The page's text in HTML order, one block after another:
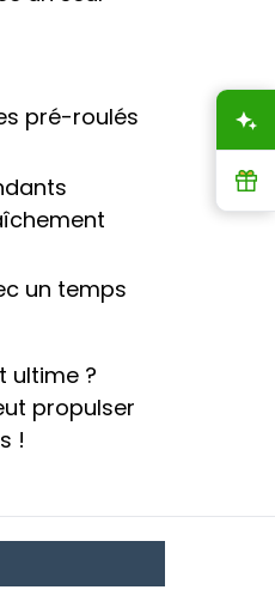
pré-roulés
un temps
ultime ?
propulser
!